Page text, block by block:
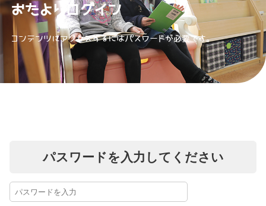
おたよりログイン
コンテンツにアクセスするにはパスワードが必要です。
パスワードを入力してください